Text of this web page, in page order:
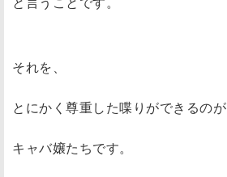
それを、
とにかく尊重した喋りができるのが
キャバ嬢たちです。